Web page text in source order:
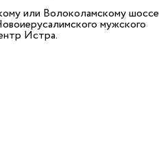
или Волоколамскому шоссе
мужского
Истра.